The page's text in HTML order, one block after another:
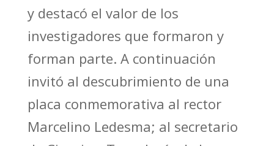
y destacó el valor de los
investigadores que formaron y
forman parte. A continuación
invitó al descubrimiento de una
placa conmemorativa al rector
Marcelino Ledesma; al secretario